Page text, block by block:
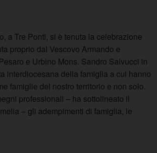
a Tre Ponti, si è tenuta la celebrazione
proprio dal Vescovo Armando e
e Urbino Mons. Sandro Salvucci in
interdiocesana della famiglia a cui hanno
famiglie del nostro territorio e non solo.
professionali – ha sottolineato il
– gli adempimenti di famiglia, le